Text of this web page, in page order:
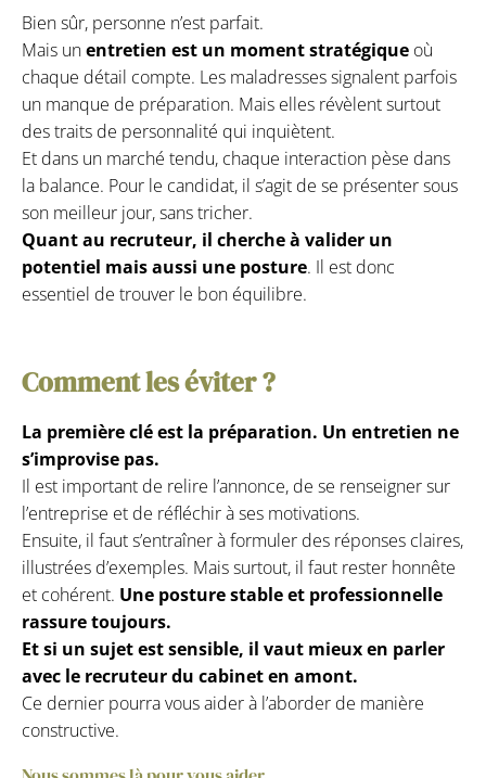
Bien sûr, personne n’est parfait.
Mais unentretien est un moment stratégique où
chaque détail compte. Les maladresses signalent parfois
un manque de préparation. Mais elles révèlent surtout
des traits de personnalité qui inquiètent.
Et dans un marché tendu, chaque interaction pèse dans
la balance. Pour le candidat, il s’agit de se présenter sous
son meilleur jour, sans tricher.
Quant au recruteur, il cherche à valider un
potentiel mais aussi une posture. Il est donc
essentiel de trouver le bon équilibre.
Comment les éviter ?
La première clé est la préparation. Un entretien ne
s’improvise pas.
Il est important de relire l’annonce, de se renseigner sur
l’entreprise et de réfléchir à ses motivations.
Ensuite, il faut s’entraîner à formuler des réponses claires,
illustrées d’exemples. Mais surtout, il faut rester honnête
et cohérent. Une posture stable et professionnelle
rassure toujours.
Et si un sujet est sensible, il vaut mieux en parler
avec le recruteur du cabinet en amont.
Ce dernier pourra vous aider à l’aborder de manière
constructive.